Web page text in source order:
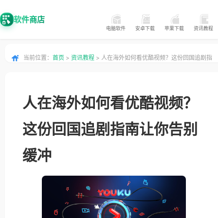
软件商店
电脑软件 安卓下载 苹果下载 资讯教程
当前位置： 首页 > 资讯教程 > 人在海外如何看优酷视频？这份回国追剧指
人在海外如何看优酷视频？
这份回国追剧指南让你告别
缓冲